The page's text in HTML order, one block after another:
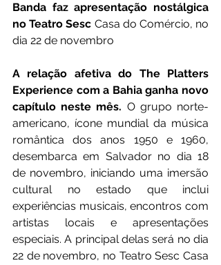
Banda faz apresentação nostálgica
no Teatro Sesc Casa do Comércio, no
dia 22 de novembro
A relação afetiva do The Platters
Experience com a Bahia ganha novo
capítulo neste mês. O grupo norte-
americano, ícone mundial da música
romântica dos anos 1950 e 1960,
desembarca em Salvador no dia 18
de novembro, iniciando uma imersão
cultural no estado que inclui
experiências musicais, encontros com
artistas locais e apresentações
especiais. A principal delas será no dia
22 de novembro, no Teatro Sesc Casa